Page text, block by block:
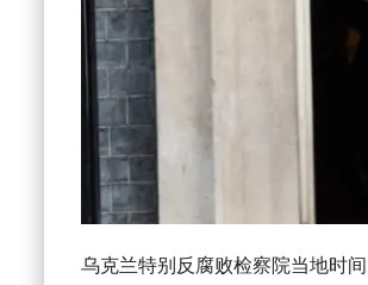
乌克兰特别反腐败检察院当地时